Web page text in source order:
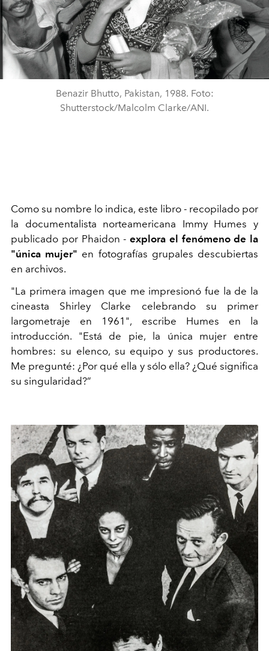
Benazir Bhutto, Pakistan, 1988. Foto:
Shutterstock/Malcolm Clarke/ANI.
Como su nombre lo indica, este libro - recopilado por
la documentalista norteamericana Immy Humes y
publicado por Phaidon - explora el fenómeno de la
"única mujer" en fotografías grupales descubiertas
en archivos.
"La primera imagen que me impresionó fue la de la
cineasta Shirley Clarke celebrando su primer
largometraje en 1961", escribe Humes en la
introducción. "Está de pie, la única mujer entre
hombres: su elenco, su equipo y sus productores.
Me pregunté: ¿Por qué ella y sólo ella? ¿Qué significa
su singularidad?”